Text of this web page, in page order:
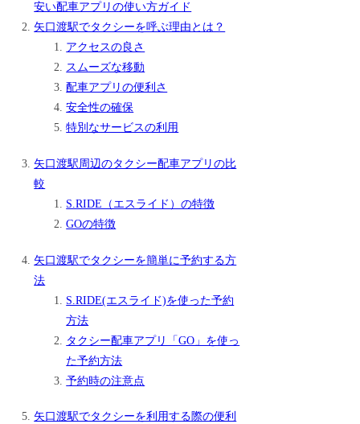
安い配車アプリの使い方ガイド
矢口渡駅でタクシーを呼ぶ理由とは？
アクセスの良さ
スムーズな移動
配車アプリの便利さ
安全性の確保
特別なサービスの利用
矢口渡駅周辺のタクシー配車アプリの比
較
S.RIDE（エスライド）の特徴
GOの特徴
矢口渡駅でタクシーを簡単に予約する方
法
S.RIDE(エスライド)を使った予約
方法
タクシー配車アプリ「GO」を使っ
た予約方法
予約時の注意点
矢口渡駅でタクシーを利用する際の便利